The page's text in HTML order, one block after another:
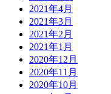
2021年4月
2021年3月
2021年2月
2021年1月
2020年12月
2020年11月
2020年10月